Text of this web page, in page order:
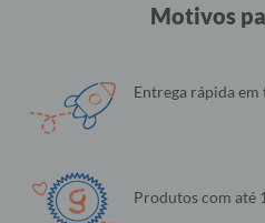
Motivos
Entrega rápida em
Produtos com até